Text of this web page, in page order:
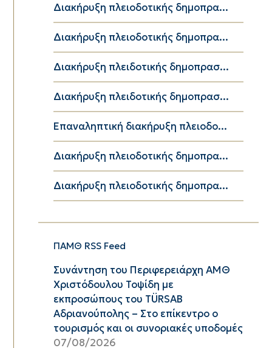
Διακήρυξη πλειοδοτικής δημοπρα...
Διακήρυξη πλειοδοτικής δημοπρα...
Διακήρυξη πλειδοτικής δημοπρασ...
Διακήρυξη πλειδοτικής δημοπρασ...
Επαναληπτική διακήρυξη πλειοδο...
Διακήρυξη πλειοδοτικής δημοπρα...
Διακήρυξη πλειοδοτικής δημοπρα...
ΠΑΜΘ RSS Feed
Συνάντηση του Περιφερειάρχη ΑΜΘ
Χριστόδουλου Τοψίδη με
εκπροσώπους του TÜRSAB
Αδριανούπολης – Στο επίκεντρο ο
τουρισμός και οι συνοριακές υποδομές
07/08/2026